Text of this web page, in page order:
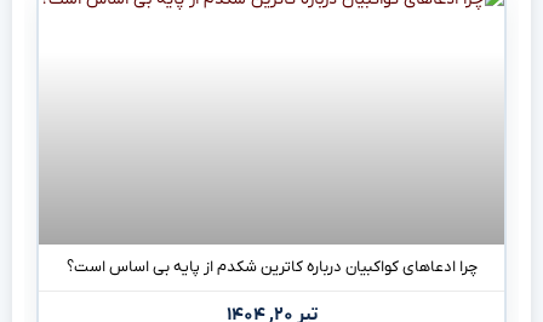
چرا ادعاهای کواکبیان درباره کاترین شکدم از پایه بی اساس است؟
تیر ۲۰, ۱۴۰۴